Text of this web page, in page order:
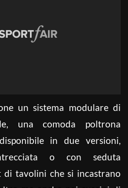
un sistema modulare di
una comoda poltrona
in due versioni,
o con seduta
tavolini che si incastrano